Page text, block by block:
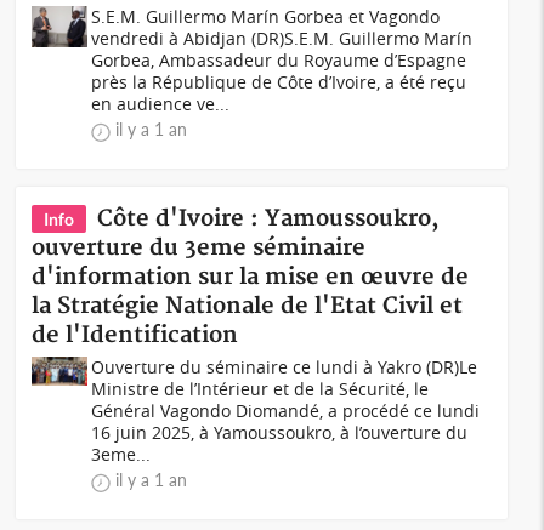
S.E.M. Guillermo Marín Gorbea et Vagondo
vendredi à Abidjan (DR)S.E.M. Guillermo Marín
Gorbea, Ambassadeur du Royaume d’Espagne
près la République de Côte d’Ivoire, a été reçu
en audience ve...
il y a 1 an
Info
Côte d'Ivoire : Yamoussoukro,
ouverture du 3eme séminaire
d'information sur la mise en œuvre de
la Stratégie Nationale de l'Etat Civil et
de l'Identification
Ouverture du séminaire ce lundi à Yakro (DR)Le
Ministre de l’Intérieur et de la Sécurité, le
Général Vagondo Diomandé, a procédé ce lundi
16 juin 2025, à Yamoussoukro, à l’ouverture du
3eme...
il y a 1 an